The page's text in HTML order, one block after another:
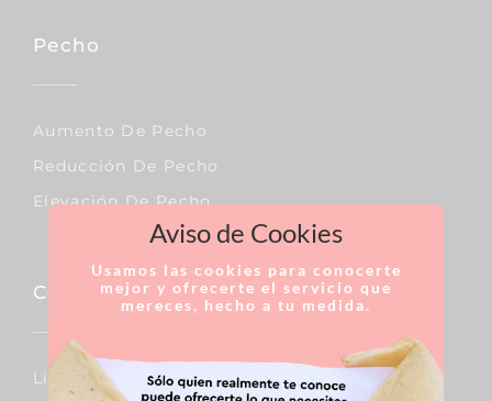
Pecho
Aumento De Pecho
Reducción De Pecho
Elevación De Pecho
Corporal
Lipo Vaser
Aviso de Cookies
Usamos las cookies para conocerte
mejor y ofrecerte el servicio que
mereces, hecho a tu medida.